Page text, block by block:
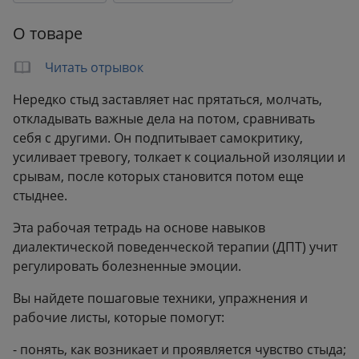
Переплет: Мягкий переплёт
Бумага: офсет
Вес: 0.36 кг
О товаре
Читать отрывок
Нередко стыд заставляет нас прятаться, молчать,
откладывать важные дела на потом, сравнивать
себя с другими. Он подпитывает самокритику,
усиливает тревогу, толкает к социальной изоляции и
срывам, после которых становится потом еще
стыднее.
Эта рабочая тетрадь на основе навыков
диалектической поведенческой терапии (ДПТ) учит
регулировать болезненные эмоции.
Вы найдете пошаговые техники, упражнения и
рабочие листы, которые помогут:
- понять, как возникает и проявляется чувство стыда;